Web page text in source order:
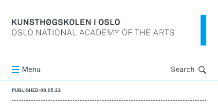
Menu Search Søk
PUBLISHED: 06.05.22